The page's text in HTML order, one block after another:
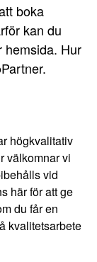
boka
kan du
hemsida. Hur
högkvalitativ
välkomnar vi
vid
här för att ge
du får en
kvalitetsarbete